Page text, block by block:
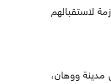
لاستقبالهم
مدينة ووهان،